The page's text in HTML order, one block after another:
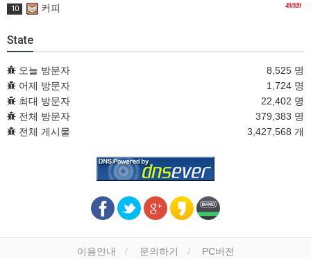
49,920
10 커피
State
오늘 방문자
8,525 명
어제 방문자
1,724 명
최대 방문자
22,402 명
전체 방문자
379,383 명
전체 게시물
3,427,568 개
이용안내 문의하기 PC버전